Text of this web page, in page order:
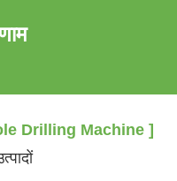
Drilling Machine ]